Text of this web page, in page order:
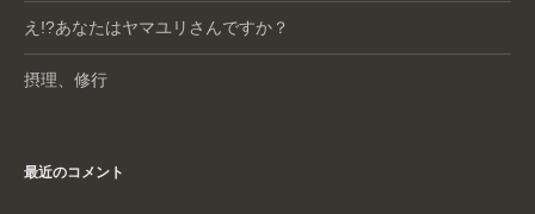
え!?あなたはヤマユリさんですか？
摂理、修行
最近のコメント